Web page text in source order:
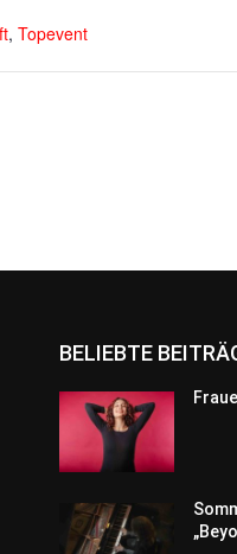
, Topevent
BELIEBTE